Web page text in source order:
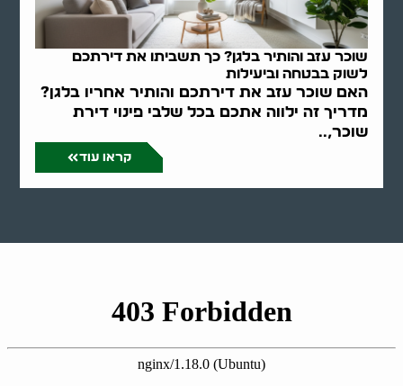
שוכר עזב והותיר בלגן? כך תשביתו את דירתכם
לשוק בבטחה וביעילות
האם שוכר עזב את דירתכם והותיר אחריו בלגן?
מדריך זה ילווה אתכם בכל שלבי פינוי דירת
שוכר,..
קראו עוד